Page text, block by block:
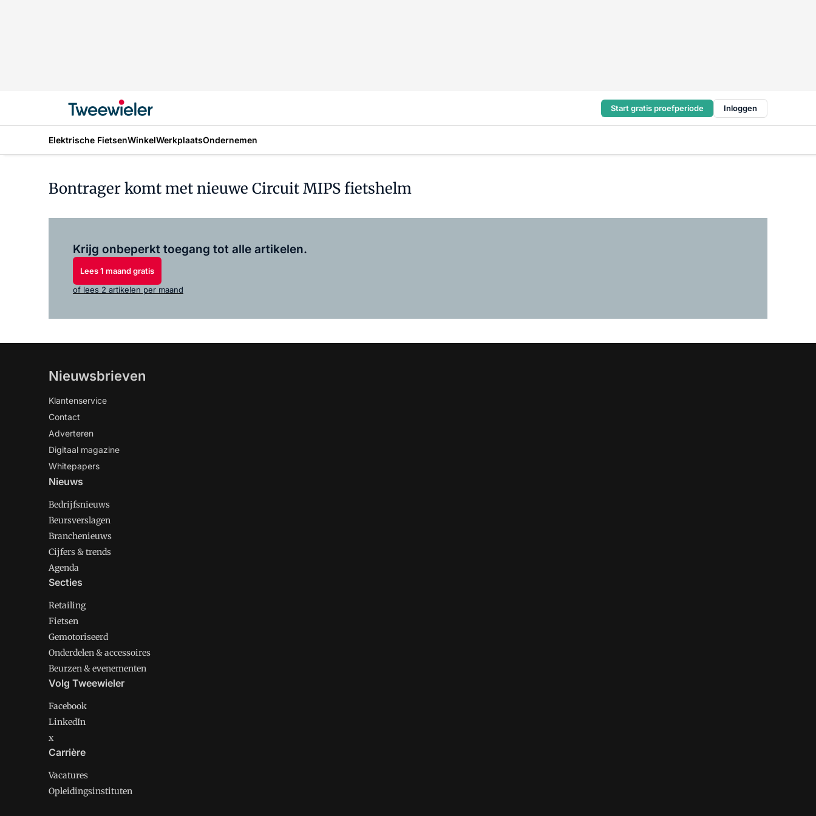
Start gratis proefperiode Inloggen
Elektrische FietsenWinkelWerkplaatsOndernemen
Bontrager komt met nieuwe Circuit MIPS fietshelm
Krijg onbeperkt toegang tot alle artikelen.
Lees 1 maand gratis
of lees 2 artikelen per maand
Nieuwsbrieven
Klantenservice
Contact
Adverteren
Digitaal magazine
Whitepapers
Nieuws
Bedrijfsnieuws
Beursverslagen
Branchenieuws
Cijfers & trends
Agenda
Secties
Retailing
Fietsen
Gemotoriseerd
Onderdelen & accessoires
Beurzen & evenementen
Volg Tweewieler
Facebook
LinkedIn
x
Carrière
Vacatures
Opleidingsinstituten